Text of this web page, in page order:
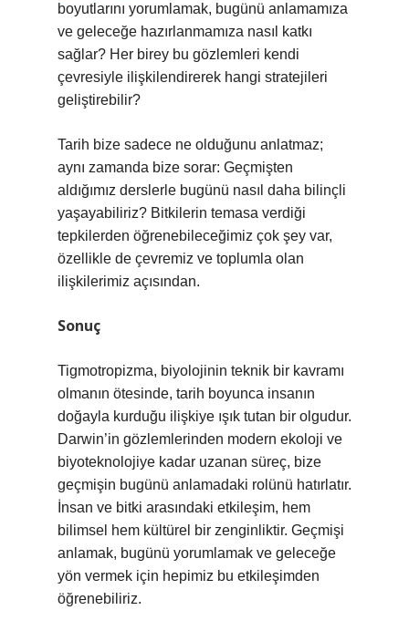
boyutlarını yorumlamak, bugünü anlamamıza
ve geleceğe hazırlanmamıza nasıl katkı
sağlar? Her birey bu gözlemleri kendi
çevresiyle ilişkilendirerek hangi stratejileri
geliştirebilir?
Tarih bize sadece ne olduğunu anlatmaz;
aynı zamanda bize sorar: Geçmişten
aldığımız derslerle bugünü nasıl daha bilinçli
yaşayabiliriz? Bitkilerin temasa verdiği
tepkilerden öğrenebileceğimiz çok şey var,
özellikle de çevremiz ve toplumla olan
ilişkilerimiz açısından.
Sonuç
Tigmotropizma, biyolojinin teknik bir kavramı
olmanın ötesinde, tarih boyunca insanın
doğayla kurduğu ilişkiye ışık tutan bir olgudur.
Darwin’in gözlemlerinden modern ekoloji ve
biyoteknolojiye kadar uzanan süreç, bize
geçmişin bugünü anlamadaki rolünü hatırlatır.
İnsan ve bitki arasındaki etkileşim, hem
bilimsel hem kültürel bir zenginliktir. Geçmişi
anlamak, bugünü yorumlamak ve geleceğe
yön vermek için hepimiz bu etkileşimden
öğrenebiliriz.